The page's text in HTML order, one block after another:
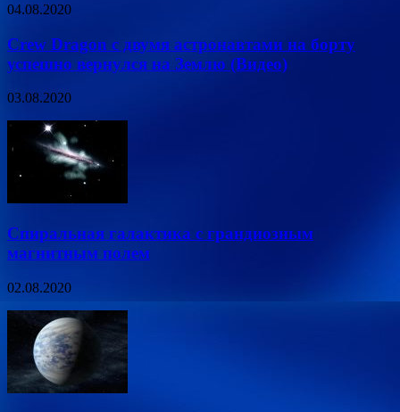
04.08.2020
Crew Dragon с двумя астронавтами на борту
успешно вернулся на Землю (Видео)
03.08.2020
Спиральная галактика с грандиозным
магнитным полем
02.08.2020